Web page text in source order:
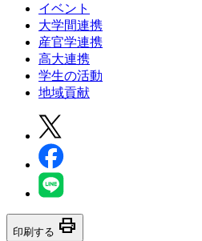
イベント
大学間連携
産官学連携
高大連携
学生の活動
地域貢献
印刷する print